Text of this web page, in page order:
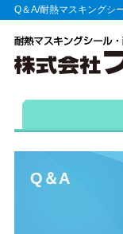
Q＆A/耐熱マスキングシ
Q＆A